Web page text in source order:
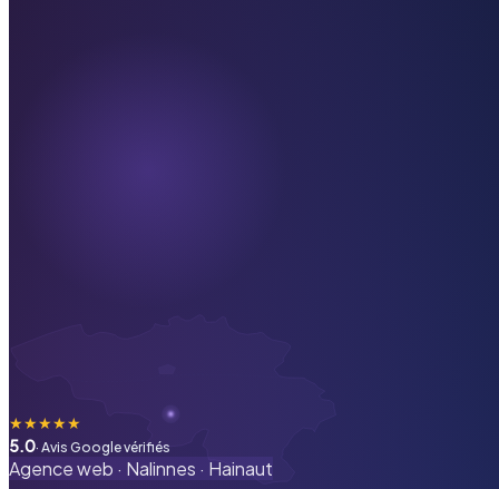
★★★★★
5.0· Avis Google vérifiés
Agence web · Nalinnes · Hainaut